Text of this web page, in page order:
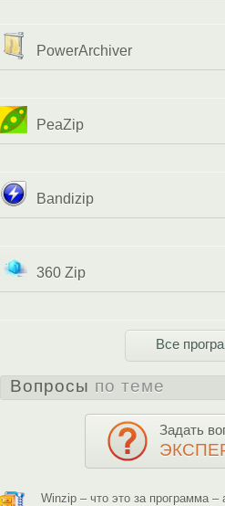
PowerArchiver
PeaZip
Bandizip
360 Zip
Все
Вопросы по теме
Задать
Winzip – что это за программа –